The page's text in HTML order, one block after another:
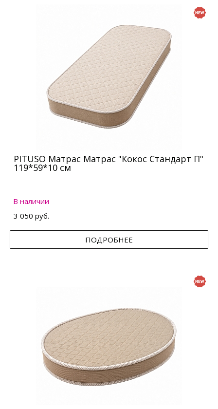
PITUSO Матрас Матрас "Кокос Стандарт П"
119*59*10 см
В наличии
3 050 руб.
ПОДРОБНЕЕ